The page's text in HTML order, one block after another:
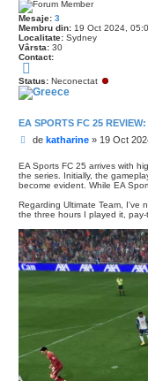
Mesaje: 3
Membru din: 19 Oct 2024,
Localitate: Sydney
Vârsta: 30
Contact:
n
t
t
a
ă
p
e
a
t
a
r
i
n
e
Status: Neconectat
EA SPORTS FC 25
M
s
a
j
de katharine» 19 Oct
EA Sports FC 25 arrives with
the series. Initially, the
become evident. While EA
Regarding Ultimate Team, I've
the three hours I played it,